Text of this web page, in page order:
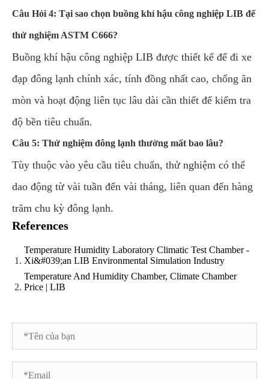
Câu Hỏi 4: Tại sao chọn buồng khí hậu công nghiệp LIB để
thử nghiệm ASTM C666?
Buồng khí hậu công nghiệp LIB được thiết kế để đi xe
đạp đông lạnh chính xác, tính đồng nhất cao, chống ăn
mòn và hoạt động liên tục lâu dài cần thiết để kiểm tra
độ bền tiêu chuẩn.
Câu 5: Thử nghiệm đông lạnh thường mất bao lâu?
Tùy thuộc vào yêu cầu tiêu chuẩn, thử nghiệm có thể
dao động từ vài tuần đến vài tháng, liên quan đến hàng
trăm chu kỳ đông lạnh.
References
Temperature Humidity Laboratory Climatic Test Chamber -
Xi&#039;an LIB Environmental Simulation Industry
Temperature And Humidity Chamber, Climate Chamber
Price | LIB